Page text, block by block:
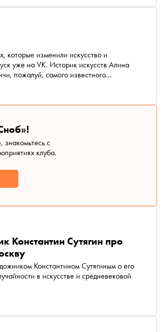
уже на VK. Историк искусств Алина
пожалуй, самого известного
знакомьтесь с
клуба.
Константин Сутягин про
Константином Сутягиным о его
в искусстве и средневековой